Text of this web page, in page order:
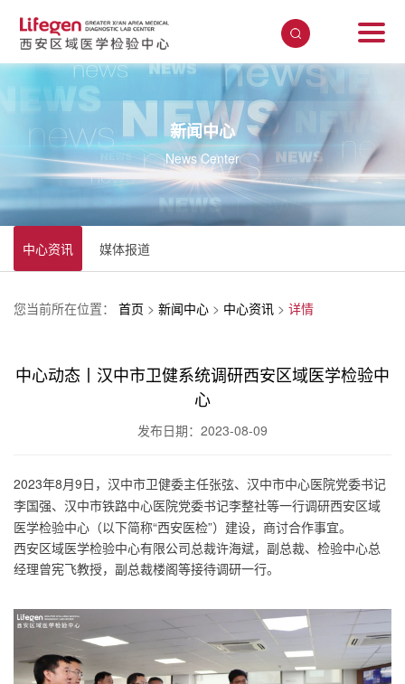
新闻中心
News Center
中心资讯 媒体报道
您当前所在位置： 首页 > 新闻中心 > 中心资讯 > 详情
中心动态丨汉中市卫健系统调研西安区域医学检验中
心
发布日期：2023-08-09
2023年8月9日， 汉中市卫健委主任张弦、汉中市中心医院党委书记
李国强、汉中市铁路中心医院党委书记李整社等一行调研西安区域
医学检验中心（以下简称“西安医检”）建设，商讨合作事宜。
西安区域医学检验中心有限公司总裁许海斌，副总裁、检验中心总
经理曾宪飞教授，副总裁楼阁等接待调研一行。